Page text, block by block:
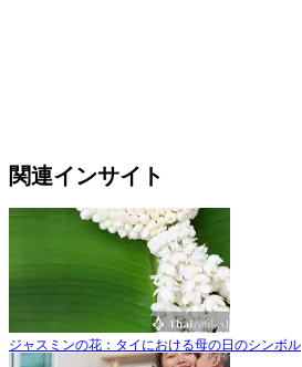
関連インサイト
ジャスミンの花：タイにおける母の日のシンボル